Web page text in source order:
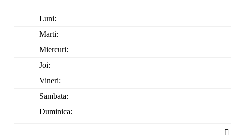
Luni:
Marti:
Miercuri:
Joi:
Vineri:
Sambata:
Duminica: